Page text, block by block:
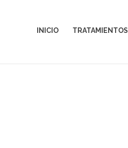
INICIO TRATAMIENTOS